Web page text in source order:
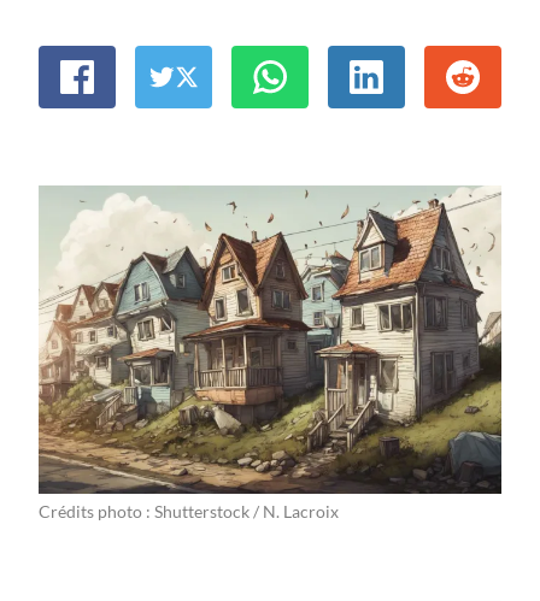
Crédits photo : Shutterstock / N. Lacroix